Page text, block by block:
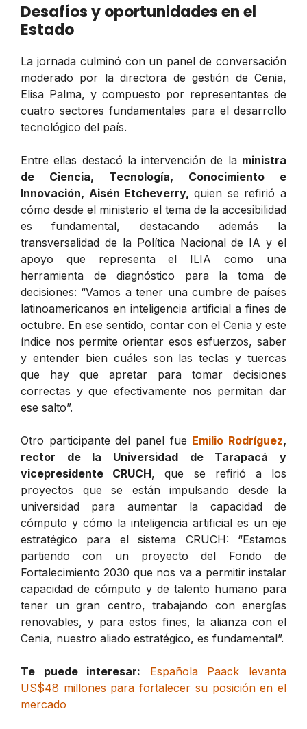
Desafíos y oportunidades en el
Estado
La jornada culminó con un panel de conversación
moderado por la directora de gestión de Cenia,
Elisa Palma, y compuesto por representantes de
cuatro sectores fundamentales para el desarrollo
tecnológico del país.
Entre ellas destacó la intervención de la ministra
de Ciencia, Tecnología, Conocimiento e
Innovación, Aisén Etcheverry, quien se refirió a
cómo desde el ministerio el tema de la accesibilidad
es fundamental, destacando además la
transversalidad de la Política Nacional de IA y el
apoyo que representa el ILIA como una
herramienta de diagnóstico para la toma de
decisiones: “Vamos a tener una cumbre de países
latinoamericanos en inteligencia artificial a fines de
octubre. En ese sentido, contar con el Cenia y este
índice nos permite orientar esos esfuerzos, saber
y entender bien cuáles son las teclas y tuercas
que hay que apretar para tomar decisiones
correctas y que efectivamente nos permitan dar
ese salto”.
Otro participante del panel fue Emilio Rodríguez,
rector de la Universidad de Tarapacá y
vicepresidente CRUCH, que se refirió a los
proyectos que se están impulsando desde la
universidad para aumentar la capacidad de
cómputo y cómo la inteligencia artificial es un eje
estratégico para el sistema CRUCH: “Estamos
partiendo con un proyecto del Fondo de
Fortalecimiento 2030 que nos va a permitir instalar
capacidad de cómputo y de talento humano para
tener un gran centro, trabajando con energías
renovables, y para estos fines, la alianza con el
Cenia, nuestro aliado estratégico, es fundamental”.
Te puede interesar:
Española Paack levanta
US$48 millones para fortalecer su posición en el
mercado